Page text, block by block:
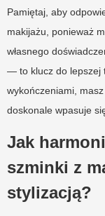
Pamiętaj, aby
makijażu, ponieważ
własnego
— to klucz do lepszej
wykończeniami,
doskonale wpasuje
Jak
szminki z
stylizacją?